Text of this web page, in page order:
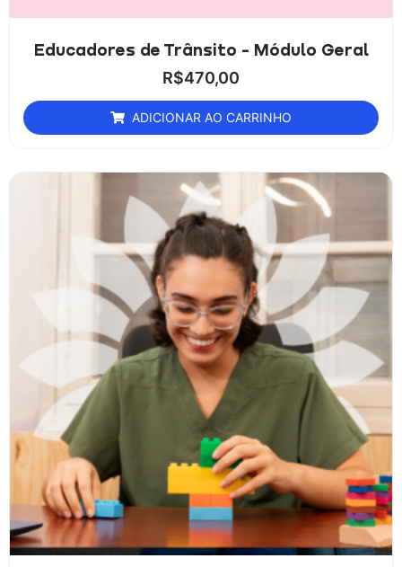
Educadores de Trânsito - Módulo Geral
R$470,00
ADICIONAR AO CARRINHO